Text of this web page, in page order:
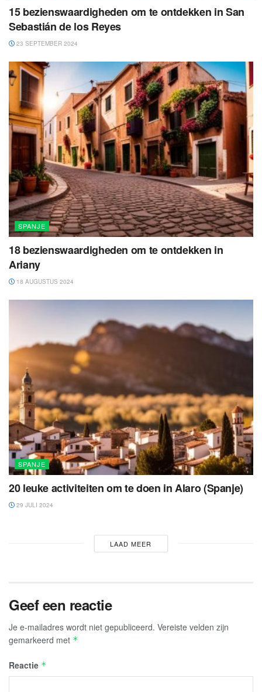
15 bezienswaardigheden om te ontdekken in San
Sebastián de los Reyes
23 SEPTEMBER 2024
SPANJE
18 bezienswaardigheden om te ontdekken in
Ariany
18 AUGUSTUS 2024
SPANJE
20 leuke activiteiten om te doen in Alaro (Spanje)
29 JULI 2024
LAAD MEER
Geef een reactie
Je e-mailadres wordt niet gepubliceerd. Vereiste velden zijn
gemarkeerd met *
Reactie *